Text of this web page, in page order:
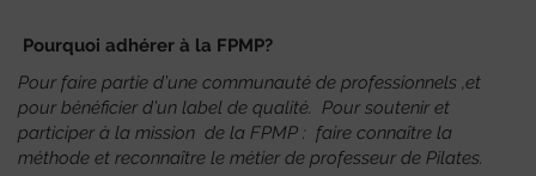
Pourquoi adhérer à la FPMP?
Pour faire partie d’une communauté de professionnels ,et
pour bénéficier d’un label de qualité. Pour soutenir et
participer à la mission de la FPMP : faire connaître la
méthode et reconnaître le métier de professeur de Pilates.